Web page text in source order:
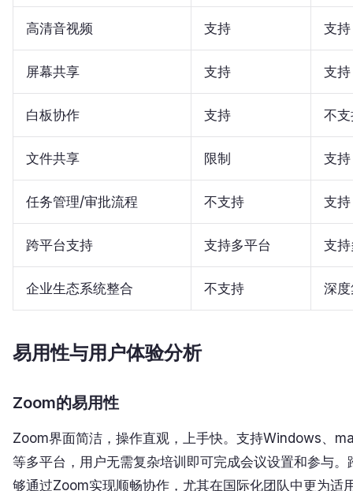
高清音视频 支持 支持
屏幕共享 支持 支持
白板协作 支持 不
文件共享 限制 支持
任务管理/审批流程 不支持 支持
跨平台支持 支持多平台 支
企业生态系统整合 不支持 深
易用性与用户体验分析
Zoom的易用性
Zoom界面简洁，操作直观，上手快。支持Windows、
等多平台，用户无需复杂培训即可完成会议设置和参与
够通过Zoom实现顺畅协作，尤其在国际化团队中更为适